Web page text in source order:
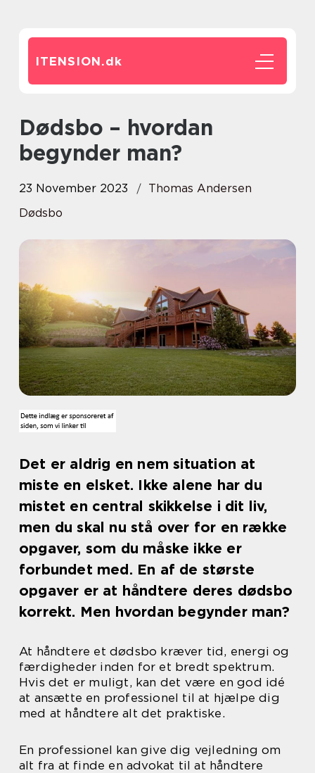
ITENSION.dk
Dødsbo – hvordan
begynder man?
23 November 2023
Thomas Andersen
Dødsbo
Det er aldrig en nem situation at
miste en elsket. Ikke alene har du
mistet en central skikkelse i dit liv,
men du skal nu stå over for en række
opgaver, som du måske ikke er
forbundet med. En af de største
opgaver er at håndtere deres dødsbo
korrekt. Men hvordan begynder man?
At håndtere et dødsbo kræver tid, energi og
færdigheder inden for et bredt spektrum.
Hvis det er muligt, kan det være en god idé
at ansætte en professionel til at hjælpe dig
med at håndtere alt det praktiske.
En professionel kan give dig vejledning om
alt fra at finde en advokat til at håndtere